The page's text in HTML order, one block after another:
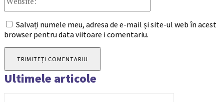
Salvați numele meu, adresa de e-mail și site-ul web în acest
browser pentru data viitoare i comentariu.
Ultimele articole